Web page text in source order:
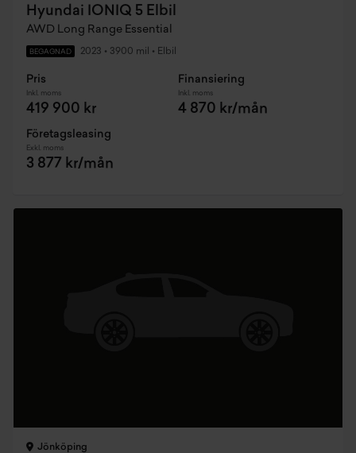
Hyundai IONIQ 5 Elbil
AWD Long Range Essential
BEGAGNAD 2023 • 3900 mil • Elbil
Pris
Inkl. moms
419 900 kr
Finansiering
Inkl. moms
4 870 kr/mån
Företagsleasing
Exkl. moms
3 877 kr/mån
Jönköping